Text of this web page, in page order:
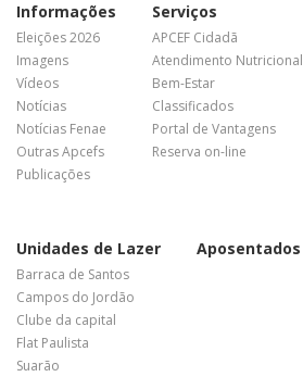
Informações
Eleições 2026
Imagens
Vídeos
Notícias
Notícias Fenae
Outras Apcefs
Publicações
Serviços
APCEF Cidadã
Atendimento Nutricional
Bem-Estar
Classificados
Portal de Vantagens
Reserva on-line
Unidades de Lazer
Barraca de Santos
Campos do Jordão
Clube da capital
Flat Paulista
Suarão
Aposentados